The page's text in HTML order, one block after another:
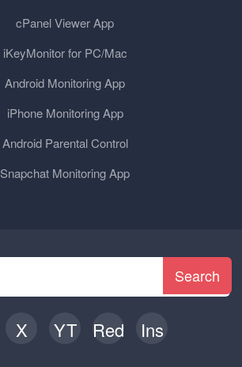
cPanel Viewer App
iKeyMonitor for PC/Mac
Android Monitoring App
iPhone Monitoring App
Android Parental Control
Snapchat Monitoring App
Search
X YT Red Ins